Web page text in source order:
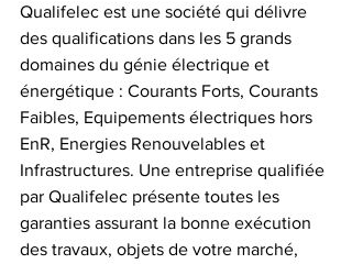
Qualifelec est une société qui délivre
des qualifications dans les 5 grands
domaines du génie électrique et
énergétique : Courants Forts, Courants
Faibles, Equipements électriques hors
EnR, Energies Renouvelables et
Infrastructures. Une entreprise qualifiée
par Qualifelec présente toutes les
garanties assurant la bonne exécution
des travaux, objets de votre marché,